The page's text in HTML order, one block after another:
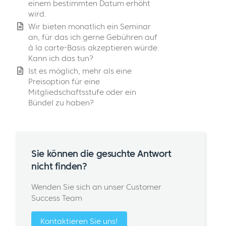
einem bestimmten Datum erhöht
wird.
Wir bieten monatlich ein Seminar
an, für das ich gerne Gebühren auf
á la carte-Basis akzeptieren würde.
Kann ich das tun?
Ist es möglich, mehr als eine
Preisoption für eine
Mitgliedschaftsstufe oder ein
Bündel zu haben?
Sie können die gesuchte Antwort
nicht finden?
Wenden Sie sich an unser Customer
Success Team
Kontaktieren Sie uns!